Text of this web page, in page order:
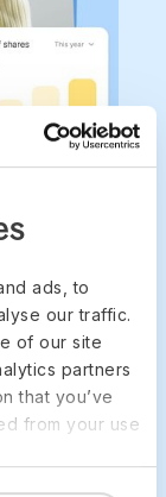
ads, to
our traffic.
of our site
partners
that you’ve
from your use
同
權。透過與
最新，為財